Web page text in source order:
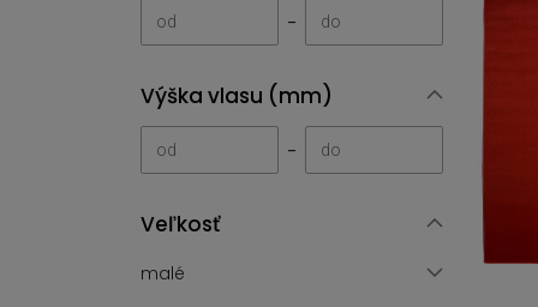
-
Výška vlasu (mm)
-
Veľkosť
malé